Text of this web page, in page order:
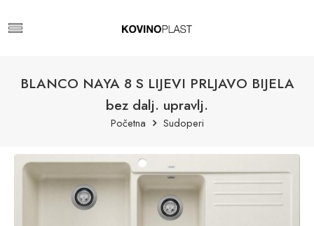
BLANCO NAYA 8 S LIJEVI PRLJAVO BIJELA
bez dalj. upravlj.
Početna Sudoperi